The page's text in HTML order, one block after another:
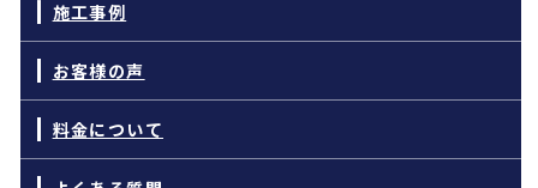
施工事例
お客様の声
料金について